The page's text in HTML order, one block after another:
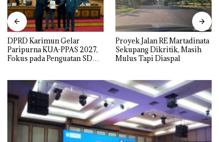
DPRD Karimun Gelar
Paripurna KUA-PPAS 2027,
Fokus pada Penguatan SDM,
Proyek Jalan RE Martadinata
Sekupang Dikritik, Masih
Mulus Tapi Diaspal